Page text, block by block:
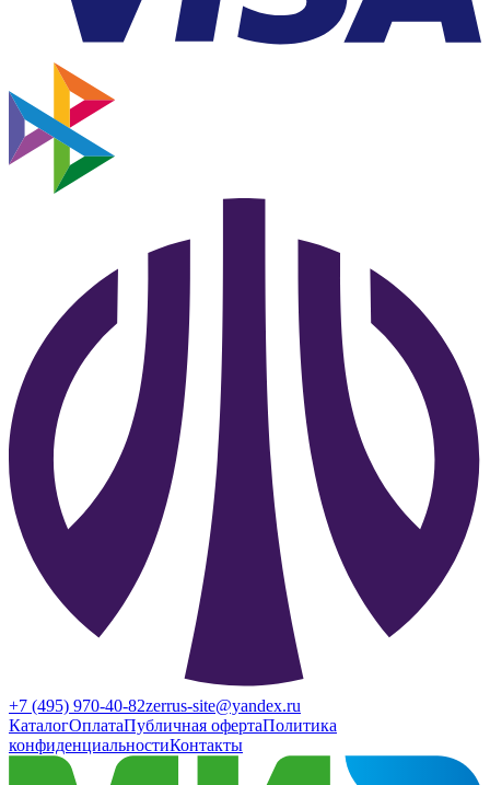
+7 (495) 970-40-82zerrus-site@yandex.ru
КаталогОплатаПубличная офертаПолитика
конфиденциальностиКонтакты